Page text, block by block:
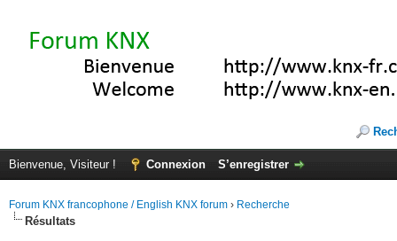
Bienvenue, Visiteur ! Connexion S’enregistrer
Forum KNX francophone / English KNX forum › Recherche
Résultats